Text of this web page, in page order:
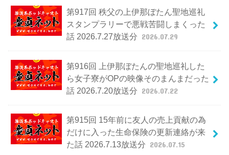
第917回 秩父の上伊那ぼたん聖地巡礼
スタンプラリーで悪戦苦闘しまくった
話 2026.7.27放送分 2026.07.29
第916回 上伊那ぼたんの聖地巡礼した
ら女子寮がOPの映像そのまんまだった
話 2026.7.20放送分 2026.07.22
第915回 15年前に友人の売上貢献の為
だけに入った生命保険の更新連絡が来
た話 2026.7.13放送分 2026.07.15